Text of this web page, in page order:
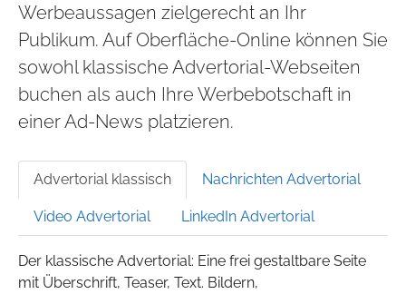
Werbeaussagen zielgerecht an Ihr
Publikum. Auf Oberfläche-Online können Sie
sowohl klassische Advertorial-Webseiten
buchen als auch Ihre Werbebotschaft in
einer Ad-News platzieren.
Advertorial klassisch Nachrichten Advertorial
Video Advertorial LinkedIn Advertorial
Der klassische Advertorial: Eine frei gestaltbare Seite
mit Überschrift, Teaser, Text. Bildern,